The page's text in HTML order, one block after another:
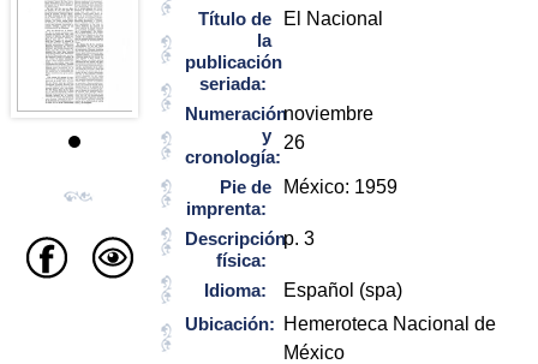
Título de
la
publicación
seriada:
El Nacional
Numeración
y
cronología:
noviembre
26
Pie de
imprenta:
México: 1959
Descripción
física:
p. 3
Idioma:
Español (spa)
Ubicación: Hemeroteca Nacional de
México